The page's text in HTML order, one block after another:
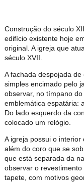
Construção do século
edifício existente hoje
original. A igreja que
século XVII.
A fachada despojada
simples encimado pelo
observar, no tímpano
emblemática espatária:
Do lado esquerdo da
colocado um relógio.
A igreja possui o
além do coro que se
que está separada da
observar o
tapete, com motivos